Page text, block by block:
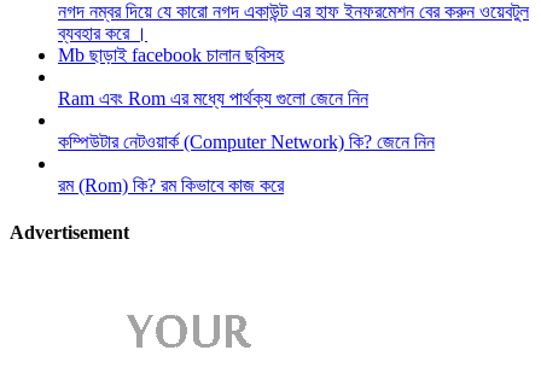
নগদ নম্বর দিয়ে যে কারো নগদ একাউন্ট এর হাফ ইনফরমেশন বের করুন ওয়েবটুল
ব্যবহার করে ।
Mb ছাড়াই facebook চালান ছবিসহ
Ram এবং Rom এর মধ্যে পার্থক্য গুলো জেনে নিন
কম্পিউটার নেটওয়ার্ক (Computer Network) কি? জেনে নিন
রম (Rom) কি? রম কিভাবে কাজ করে
Advertisement